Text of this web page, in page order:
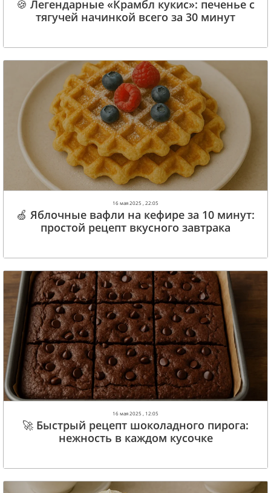
🍪 Легендарные «Крамбл кукис»: печенье с
тягучей начинкой всего за 30 минут
16 мая 2025 , 22:05
🍏 Яблочные вафли на кефире за 10 минут:
простой рецепт вкусного завтрака
16 мая 2025 , 12:05
🚀 Быстрый рецепт шоколадного пирога:
нежность в каждом кусочке